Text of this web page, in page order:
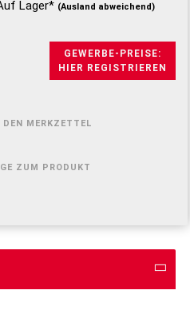
Lager* (Ausland abweichend)
GEWERBE-PREISE:
HIER REGISTRIEREN
DEN MERKZETTEL
ZUM PRODUKT